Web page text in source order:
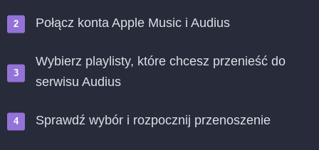
Połącz konta Apple Music i Audius
Wybierz playlisty, które chcesz przenieść do
serwisu Audius
Sprawdź wybór i rozpocznij przenoszenie